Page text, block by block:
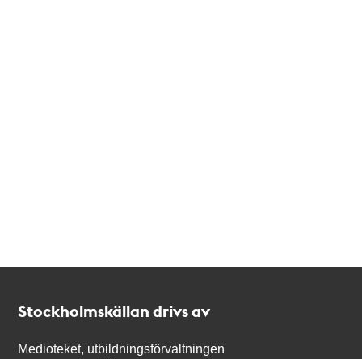
Stockholmskällan drivs av
Medioteket, utbildningsförvaltningen